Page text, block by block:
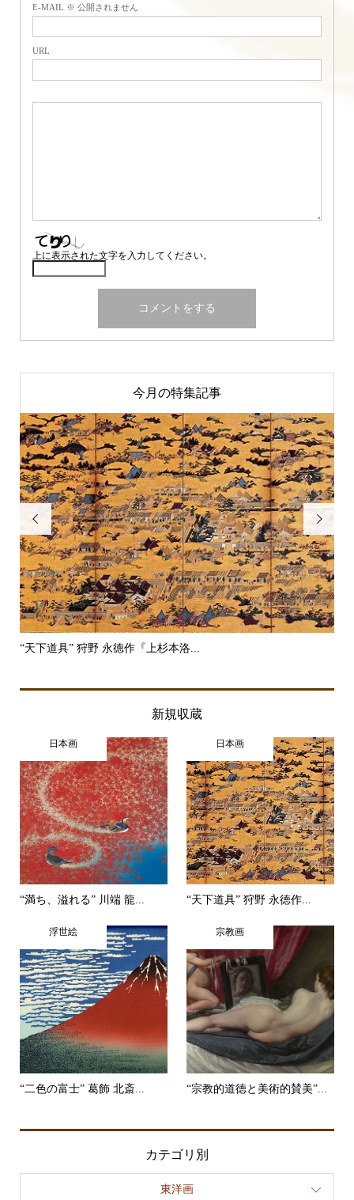
E-MAIL ※ 公開されません
URL
上に表示された文字を入力してください。
今月の特集記事

“天下道具” 狩野 永徳作『上杉本洛...

新規収蔵
日本画
“満ち、溢れる” 川端 龍...
日本画
“天下道具” 狩野 永徳作...
浮世絵
“二色の富士” 葛飾 北斎...
宗教画
“宗教的道徳と美術的賛美”...
カテゴリ別
東洋画